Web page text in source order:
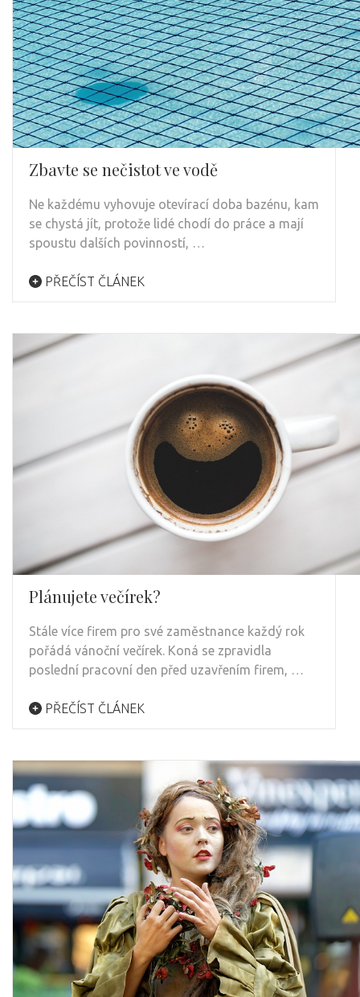
Zbavte se nečistot ve vodě
Ne každému vyhovuje otevírací doba bazénu, kam
se chystá jít, protože lidé chodí do práce a mají
spoustu dalších povinností, …
PŘEČÍST ČLÁNEK
Plánujete večírek?
Stále více firem pro své zaměstnance každý rok
pořádá vánoční večírek. Koná se zpravidla
poslední pracovní den před uzavřením firem, …
PŘEČÍST ČLÁNEK